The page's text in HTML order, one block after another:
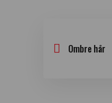
Ombre hår